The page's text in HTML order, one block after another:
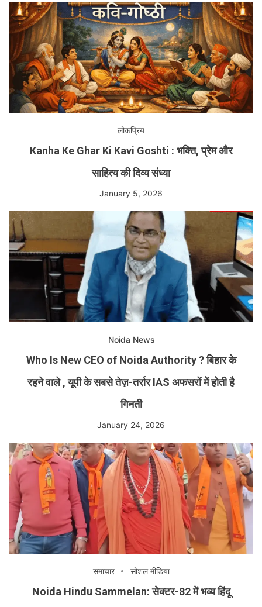
लोकप्रिय
Kanha Ke Ghar Ki Kavi Goshti : भक्ति, प्रेम और
साहित्य की दिव्य संध्या
January 5, 2026
Noida News
Who Is New CEO of Noida Authority ? बिहार के
रहने वाले , यूपी के सबसे तेज़-तर्रार IAS अफसरों में होती है
गिनती
January 24, 2026
समाचार सोशल मीडिया
Noida Hindu Sammelan: सेक्टर-82 में भव्य हिंदू